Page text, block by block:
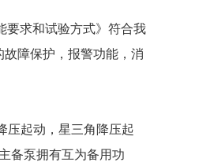
要求和试验方式》符合我
障保护，报警功能，消
压起动，星三角降压起
备泵拥有互为备用功